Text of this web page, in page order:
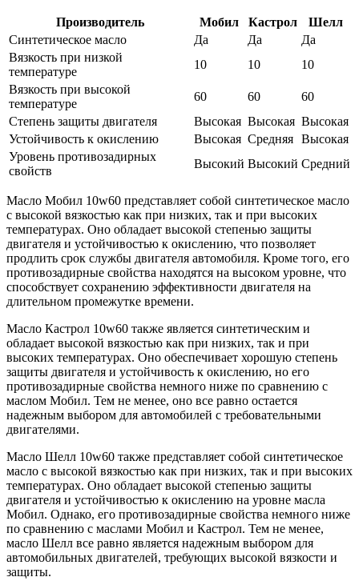
Производитель Мобил Кастрол
Шелл
Синтетическое масло
Да Да
Да
Вязкость при низкой
температуре
10 10
10
Вязкость при высокой
температуре
60 60
60
Степень защиты двигателя
Высокая Высокая Высокая
Устойчивость к окислению
Высокая Средняя Высокая
Уровень противозадирных
свойств
Высокий Высокий Средний
Масло Мобил 10w60 представляет собой синтетическое масло
с высокой вязкостью как при низких, так и при высоких
температурах. Оно обладает высокой степенью защиты
двигателя и устойчивостью к окислению, что позволяет
продлить срок службы двигателя автомобиля. Кроме того, его
противозадирные свойства находятся на высоком уровне, что
способствует сохранению эффективности двигателя на
длительном промежутке времени.
Масло Кастрол 10w60 также является синтетическим и
обладает высокой вязкостью как при низких, так и при
высоких температурах. Оно обеспечивает хорошую степень
защиты двигателя и устойчивость к окислению, но его
противозадирные свойства немного ниже по сравнению с
маслом Мобил. Тем не менее, оно все равно остается
надежным выбором для автомобилей с требовательными
двигателями.
Масло Шелл 10w60 также представляет собой синтетическое
масло с высокой вязкостью как при низких, так и при высоких
температурах. Оно обладает высокой степенью защиты
двигателя и устойчивостью к окислению на уровне масла
Мобил. Однако, его противозадирные свойства немного ниже
по сравнению с маслами Мобил и Кастрол. Тем не менее,
масло Шелл все равно является надежным выбором для
автомобильных двигателей, требующих высокой вязкости и
защиты.